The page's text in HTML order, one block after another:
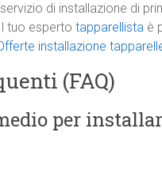
di installazione di
tuo esperto tapparellista è
installazione
(FAQ)
per